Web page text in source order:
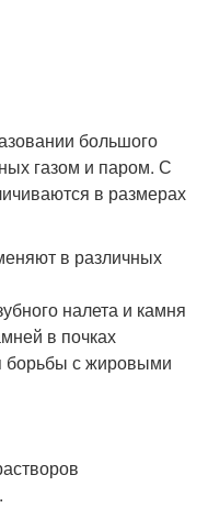
большого
газом и паром. С
в размерах
в различных
налета и камня
в почках
борьбы с жировыми